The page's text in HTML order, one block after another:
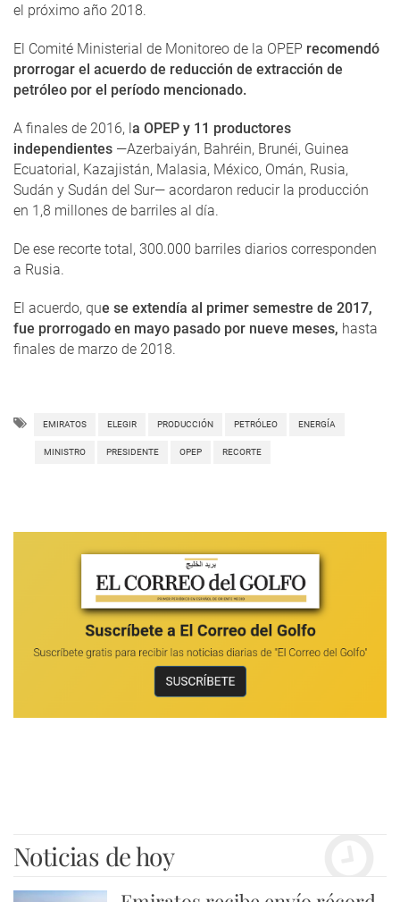
el próximo año 2018.
El Comité Ministerial de Monitoreo de la OPEP recomendó
prorrogar el acuerdo de reducción de extracción de
petróleo por el período mencionado.
A finales de 2016, la OPEP y 11 productores
independientes —Azerbaiyán, Bahréin, Brunéi, Guinea
Ecuatorial, Kazajistán, Malasia, México, Omán, Rusia,
Sudán y Sudán del Sur— acordaron reducir la producción
en 1,8 millones de barriles al día.
De ese recorte total, 300.000 barriles diarios corresponden
a Rusia.
El acuerdo, que se extendía al primer semestre de 2017,
fue prorrogado en mayo pasado por nueve meses, hasta
finales de marzo de 2018.
EMIRATOS ELEGIR PRODUCCIÓN PETRÓLEO ENERGÍA
MINISTRO PRESIDENTE OPEP RECORTE
Noticias de hoy